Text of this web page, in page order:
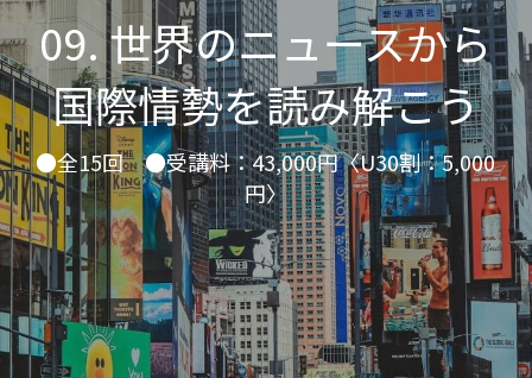
03ハイブリッド講座：人権を保障するのは
誰か
04参加型ゼミ：パレスチナをどう学ぶ？教
える？
05ハイブリッド講座：「共に生きる」ため
の社会調査
06オンライン講座：農と食の民主主義を実
現する
07ハイブリッド：アイヌ語を学びつつ日本
語の問題として捉え返す
近年の講座一覧
よくある質問
Facebookでシェア
09. 世界のニュースから
国際情勢を読み解こう
●全15回　●受講料：43,000円〈U30割：5,000
円〉
09ルイースの英会話
08ラテンアメリカ先住民言語
07アイヌ語の基礎から知里真志保の仕事
04鎌田慧 時代を描く・ルポルタージュの現場
から
01民主主義
02アジア太平洋を非核地帯に
06韓国：「文化民主主義」の根っこを学ぶ